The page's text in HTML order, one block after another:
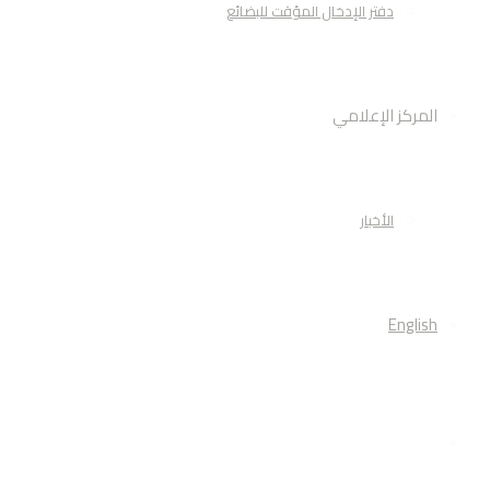
دفتر الإدخال المؤقت للبضائع
المركز الإعلامي
الأخبار
English